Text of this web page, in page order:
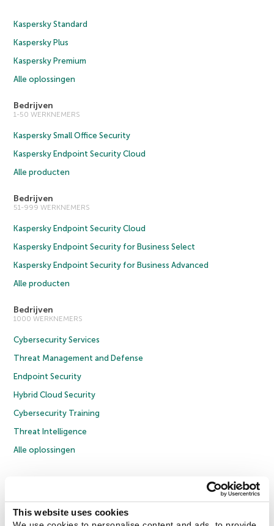
This website uses cookies
Kaspersky Standard
Kaspersky Plus
Kaspersky Premium
Alle oplossingen
Bedrijven
1-50 WERKNEMERS
Kaspersky Small Office Security
Kaspersky Endpoint Security Cloud
Alle producten
Bedrijven
51-999 WERKNEMERS
Kaspersky Endpoint Security Cloud
Kaspersky Endpoint Security for Business Select
Kaspersky Endpoint Security for Business Advanced
Alle producten
Bedrijven
1000 WERKNEMERS
Cybersecurity Services
Threat Management and Defense
Endpoint Security
Hybrid Cloud Security
Cybersecurity Training
Threat Intelligence
Alle oplossingen
Privacybeleid
Licentieovereenkomst B2B